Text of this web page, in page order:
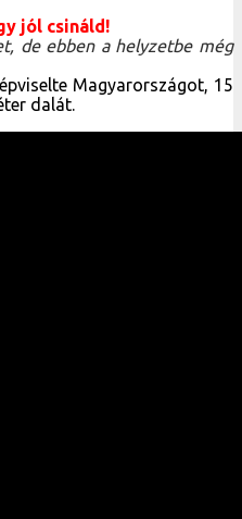
jól csináld!
de ebben a helyzetbe még
Magyarországot, 15
dalát.